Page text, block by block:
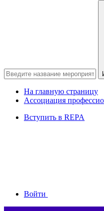
На главную страницу
Ассоциация
Вступить в REPA
Войти